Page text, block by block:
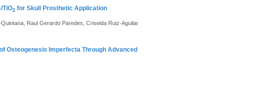
TiO2 for Skull Prosthetic Application
Raul Gerardo Paredes, Criseida Ruiz-Aguilar
Osteogenesis Imperfecta Through Advanced